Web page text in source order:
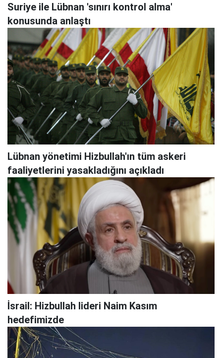
Suriye ile Lübnan 'sınırı kontrol alma'
konusunda anlaştı
Lübnan yönetimi Hizbullah'ın tüm askeri
faaliyetlerini yasakladığını açıkladı
İsrail: Hizbullah lideri Naim Kasım
hedefimizde